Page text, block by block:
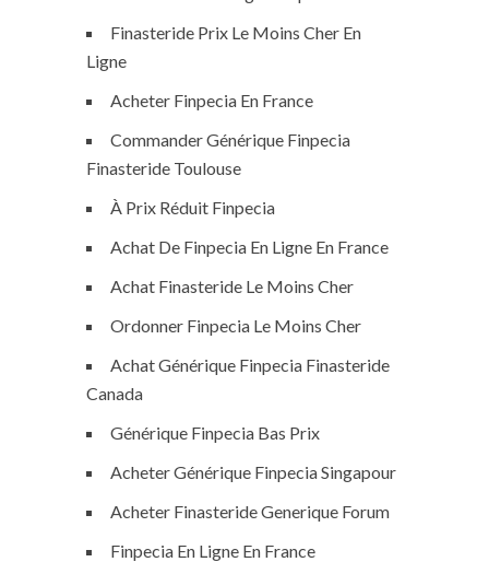
Finasteride Prix Le Moins Cher En
Ligne
Acheter Finpecia En France
Commander Générique Finpecia
Finasteride Toulouse
À Prix Réduit Finpecia
Achat De Finpecia En Ligne En France
Achat Finasteride Le Moins Cher
Ordonner Finpecia Le Moins Cher
Achat Générique Finpecia Finasteride
Canada
Générique Finpecia Bas Prix
Acheter Générique Finpecia Singapour
Acheter Finasteride Generique Forum
Finpecia En Ligne En France